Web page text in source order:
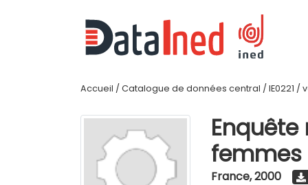
Accueil / Catalogue de données central / IE0221 /
femmes
France,2000